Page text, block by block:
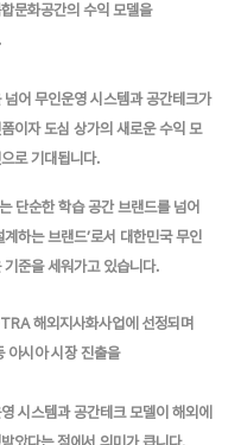
문화공간의 수익 모델을
넘어 무인운영 시스템과 공간테크가
이자도심 상가의 새로운 수익 모
로 기대됩니다.
단순한 학습 공간 브랜드를 넘어
계하는 브랜드’로서 대한민국 무인
기준을 세워가고 있습니다.
해외지사화사업에 선정되며
아시아 시장 진출을
시스템과 공간테크 모델이 해외에